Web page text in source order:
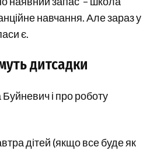
навчання. Але зараз у
є.
дитсадки
і про роботу
дітей (якщо все буде як